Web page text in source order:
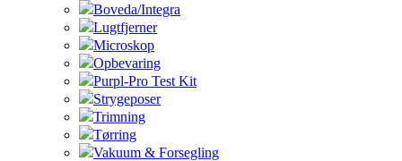
Boveda/Integra
Lugtfjerner
Microskop
Opbevaring
Purpl-Pro Test Kit
Strygeposer
Trimning
Tørring
Vakuum & Forsegling